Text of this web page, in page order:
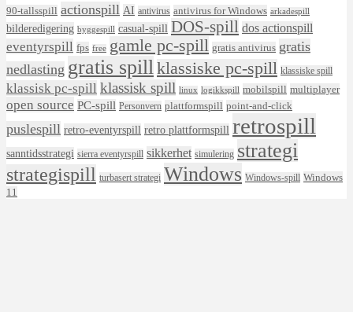
90-tallsspill actionspill AI antivirus antivirus for Windows arkadespill
bilderedigering byggespill casual-spill DOS-spill dos actionspill
eventyrspill fps free gamle pc-spill gratis antivirus gratis
nedlasting gratis spill klassiske pc-spill klassiske spill
klassisk pc-spill klassisk spill linux logikkspill mobilspill multiplayer
open source PC-spill Personvern plattformspill point-and-click
puslespill retro-eventyrspill retro plattformspill retrospill
sanntidsstrategi sierra eventyrspill sikkerhet simulering strategi
strategispill turbasert strategi Windows Windows-spill Windows
11